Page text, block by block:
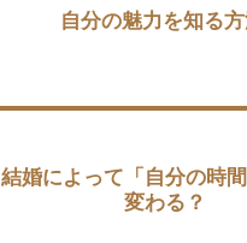
自分の魅力を知る
結婚によって「自分の時
変わる？